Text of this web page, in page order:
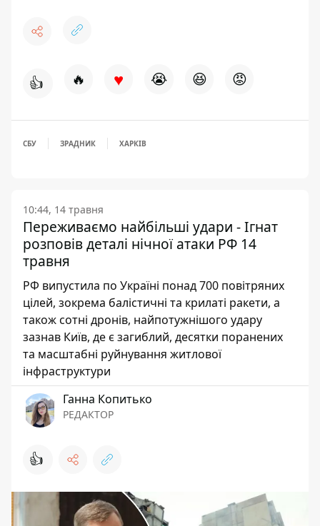
👍 🔥 ♥ 😭 😆 😡
СБУ ЗРАДНИК ХАРКІВ
10:44, 14 травня
Переживаємо найбільші удари - Ігнат
розповів деталі нічної атаки РФ 14
травня
РФ випустила по Україні понад 700 повітряних
цілей, зокрема балістичні та крилаті ракети, а
також сотні дронів, найпотужнішого удару
зазнав Київ, де є загиблий, десятки поранених
та масштабні руйнування житлової
інфраструктури
Ганна Копитько
РЕДАКТОР
👍